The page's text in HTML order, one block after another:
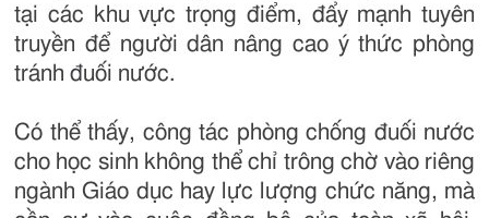
tại các khu vực trọng điểm, đẩy mạnh tuyên
truyền để người dân nâng cao ý thức phòng
tránh đuối nước.
Có thể thấy, công tác phòng chống đuối nước
cho học sinh không thể chỉ trông chờ vào riêng
ngành Giáo dục hay lực lượng chức năng, mà